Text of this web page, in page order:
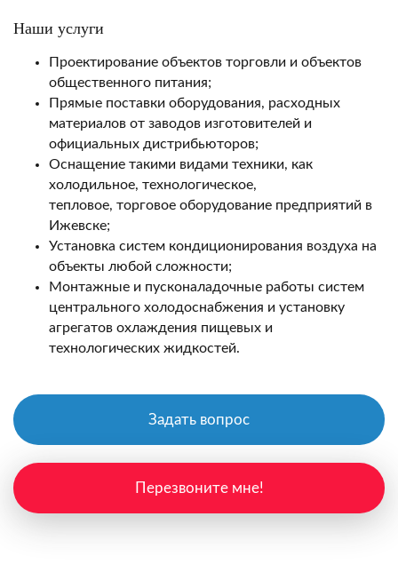
Наши услуги
Проектирование объектов торговли и объектов
общественного питания;
Прямые поставки оборудования, расходных
материалов от заводов изготовителей и
официальных дистрибьюторов;
Оснащение такими видами техники, как
холодильное, технологическое,
тепловое, торговое оборудование предприятий в
Ижевске;
Установка систем кондиционирования воздуха на
объекты любой сложности;
Монтажные и пусконаладочные работы систем
центрального холодоснабжения и установку
агрегатов охлаждения пищевых и
технологических жидкостей.
Задать вопрос
Перезвоните мне!